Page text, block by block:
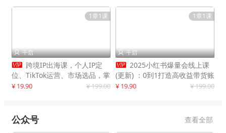
1章1课
 千启
 跨境IP出海课，个人IP定
位、TikTok运营、市场选品，掌
握核心闭环，实现月入1万美金
¥ 19.90 ¥ 199.00
1章1课
 千启
 2025小红书爆量会线上课
(更新) ：0到1打造高收益带货账
号，靠小红书带货年入100w？
¥ 19.90 ¥ 199.00
公众号 查看全部